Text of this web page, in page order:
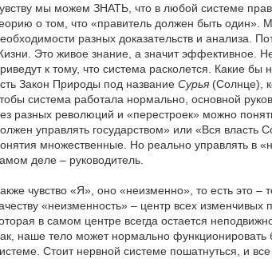
мы можем ЗНАТЬ, что в любой системе
о том, что «правитель должен быть один».
разных доказательств и анализа.
Это живое знание, а значит эффективное.
к тому, что система расколется. Какие
Закон Природы под название Сурья (Солнце),
система работала нормально, основной
разных революций и «перестроек» можно
управлять государством» или «Вся власть
множественные. Но реально управлять в
деле – руководитель.
чувство «Я», оно «неизменно», то есть это –
«неизменность» – центр всех
в самом центре всегда остается
наше тело может нормально функционировать
Стоит нервной системе пошатнуться, и